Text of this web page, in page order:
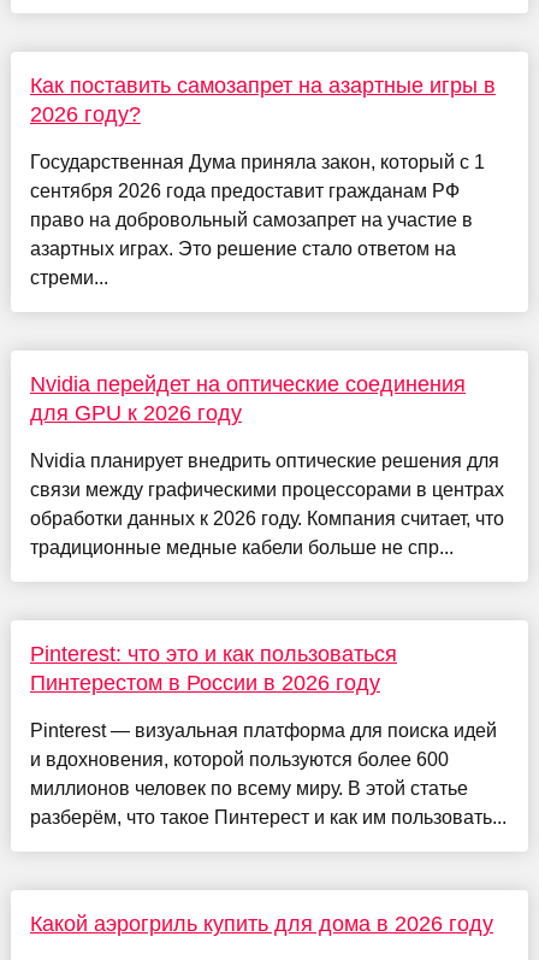
Как поставить самозапрет на азартные игры в
2026 году?
Государственная Дума приняла закон, который с 1
сентября 2026 года предоставит гражданам РФ
право на добровольный самозапрет на участие в
азартных играх. Это решение стало ответом на
стреми...
Nvidia перейдет на оптические соединения
для GPU к 2026 году
Nvidia планирует внедрить оптические решения для
связи между графическими процессорами в центрах
обработки данных к 2026 году. Компания считает, что
традиционные медные кабели больше не спр...
Pinterest: что это и как пользоваться
Пинтерестом в России в 2026 году
Pinterest — визуальная платформа для поиска идей
и вдохновения, которой пользуются более 600
миллионов человек по всему миру. В этой статье
разберём, что такое Пинтерест и как им пользовать...
Какой аэрогриль купить для дома в 2026 году